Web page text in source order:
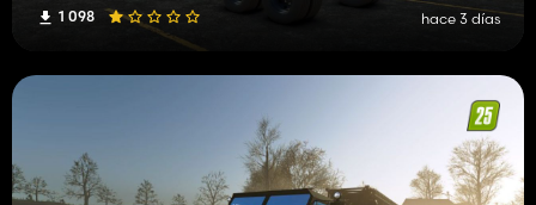
1 098 hace 3 días